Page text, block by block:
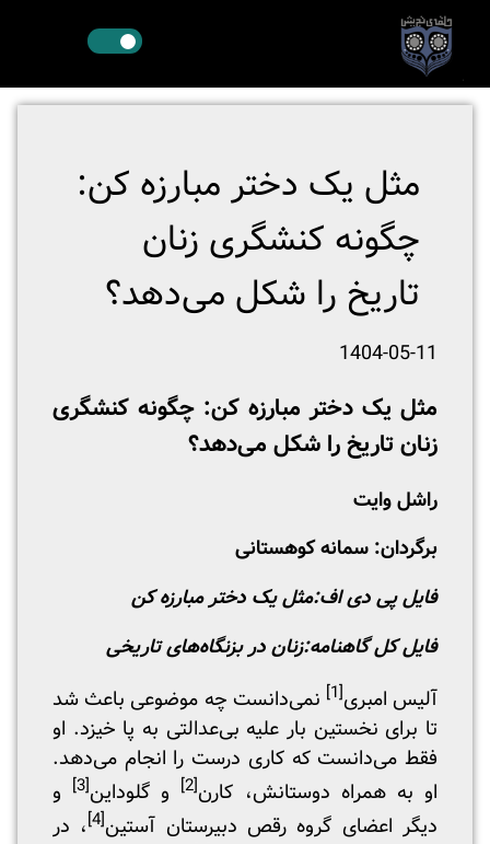
مثل یک دختر مبارزه کن:
چگونه کنشگری زنان
تاریخ را شکل می‌دهد؟
1404-05-11
مثل یک دختر مبارزه کن: چگونه کنشگری
زنان تاریخ را شکل می‌دهد؟
راشل وایت
برگردان: سمانه کوهستانی
فایل پی دی اف:مثل یک دختر مبارزه کن
فایل کل گاهنامه:زنان در بزنگاه‌های تاریخی
آلیس امبری[1]
نمی‌دانست چه موضوعی باعث شد
تا برای نخستین بار علیه بی‌عدالتی به پا خیزد. او
فقط می‌دانست که کاری درست را انجام می‌دهد.
او به همراه دوستانش، کارن[2] و گلوداین و
دیگر اعضای گروه رقص دبیرستان آستین ، در